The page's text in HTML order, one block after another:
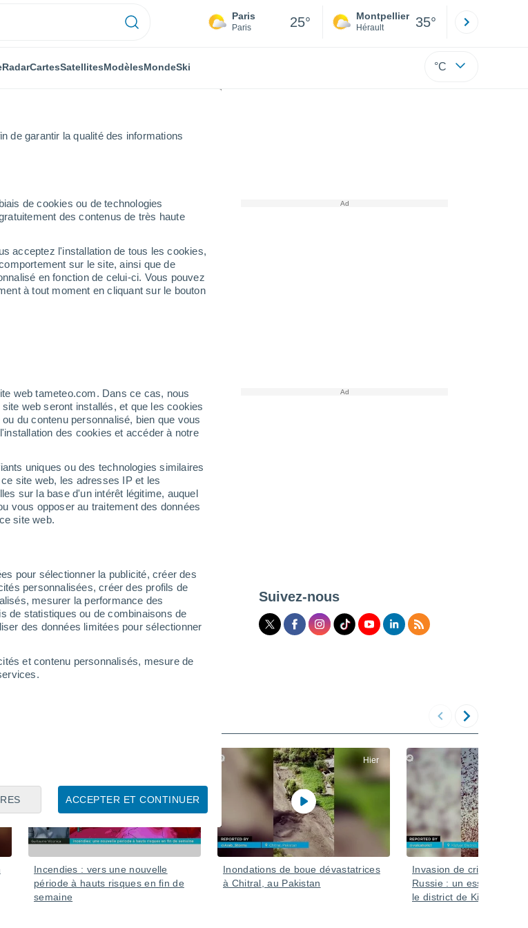
de garantir la qualité des informations
de cookies ou de technologies
des contenus de très haute
acceptez l'installation de tous les cookies,
sur le site, ainsi que de
en fonction de celui-ci. Vous pouvez
à tout moment en cliquant sur le bouton
web tameteo.com. Dans ce cas, nous
web seront installés, et que les cookies
du contenu personnalisé, bien que vous
des cookies et accéder à notre
uniques ou des technologies similaires
site web, les adresses IP et les
sur la base d'un intérêt légitime, auquel
vous opposer au traitement des données
site web.
pour sélectionner la publicité, créer des
personnalisées, créer des profils de
mesurer la performance des
de statistiques ou de combinaisons de
des données limitées pour sélectionner
et contenu personnalisés, mesure de
ACCEPTER ET CONTINUER
Paris
Paris 25° Montpellier
Hérault 35°
RadarCartesSatellitesModèlesMondeSki °C
en Argentine, d'un blanc immaculé ! La période de basses températures produit des images saisissantes dans la
la
blanc
la région
températures proches de 0 °C et
froid en hiver, il est très rare de voir
Suivez-nous
Incendies : vers une nouvelle
période à hauts risques en fin de
semaine
Hier
Inondations de boue dévastatrices
à Chitral, au Pakistan
Invasion de criquets
Russie : un essaim
le district de Kizlyar